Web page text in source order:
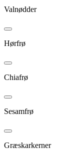
Valnødder
Hørfrø
Chiafrø
Sesamfrø
Græskarkerner